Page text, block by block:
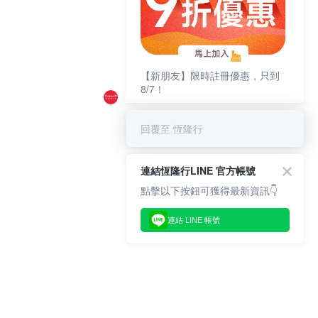
【新朋友】限時註冊優惠，只到
8/7！
回覆至 恆隆行
連結恆隆行LINE 官方帳號
點擊以下按鈕可獲得最新資訊👇
連結 LINE 帳號